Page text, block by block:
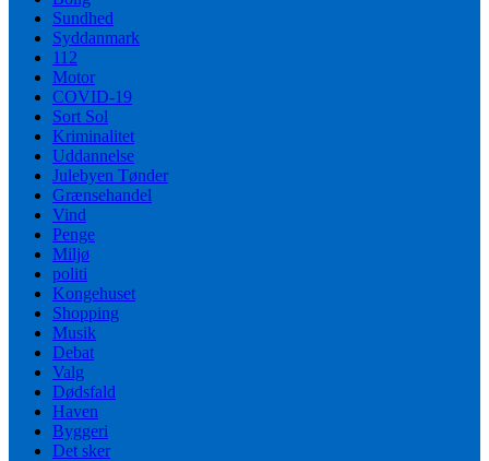
Sundhed
Syddanmark
112
Motor
COVID-19
Sort Sol
Kriminalitet
Uddannelse
Julebyen Tønder
Grænsehandel
Vind
Penge
Miljø
politi
Kongehuset
Shopping
Musik
Debat
Valg
Dødsfald
Haven
Byggeri
Det sker